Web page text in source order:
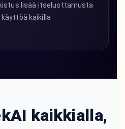
lisää itseluottamusta
kaikilla
kaikkialla,